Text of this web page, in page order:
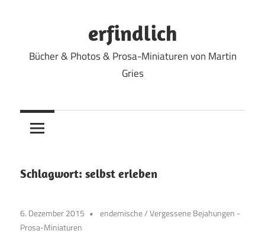
erfindlich
Bücher & Photos & Prosa-Miniaturen von Martin
Gries
Schlagwort: selbst erleben
6. Dezember 2015 endemische/Vergessene Bejahungen -
Prosa-Miniaturen